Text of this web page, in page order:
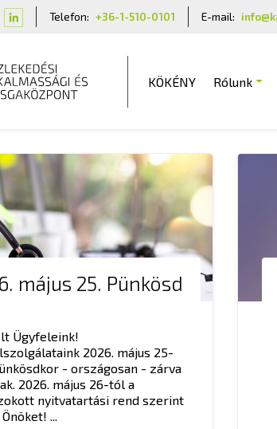
Telefon: +36-1-510-0101 E-mail:
KÖKÉNY Rólunk
május 25. Pünkösd
Ügyfeleink!
2026. május 25-
- országosan - zárva
2026. május 26-tól a
nyitvatartási rend szerint
...